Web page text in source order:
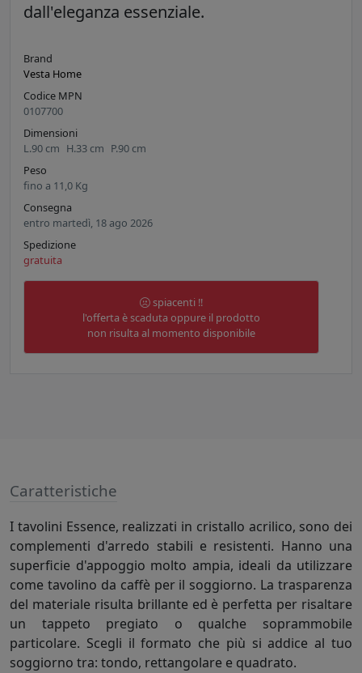
dall'eleganza essenziale.
Brand
Vesta Home
Codice MPN
0107700
Dimensioni
L.90 cm H.33 cm P.90 cm
Peso
fino a 11,0 Kg
Consegna
entro martedì, 18 ago 2026
Spedizione
gratuita
spiacenti !!
l'offerta è scaduta oppure il prodotto
non risulta al momento disponibile
Caratteristiche
I tavolini Essence, realizzati in cristallo acrilico, sono dei
complementi d'arredo stabili e resistenti. Hanno una
superficie d'appoggio molto ampia, ideali da utilizzare
come tavolino da caffè per il soggiorno. La trasparenza
del materiale risulta brillante ed è perfetta per risaltare
un tappeto pregiato o qualche soprammobile
particolare. Scegli il formato che più si addice al tuo
soggiorno tra: tondo, rettangolare e quadrato.